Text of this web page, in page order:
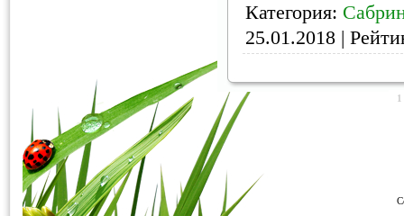
Категория:
25.01.2018 |
1